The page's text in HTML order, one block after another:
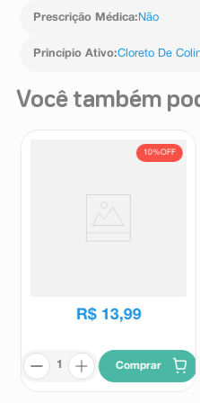
Prescrição Médica: Não
Princípio Ativo:Cloreto De
Você também
10%OFF
R$ 13,99
Comprar